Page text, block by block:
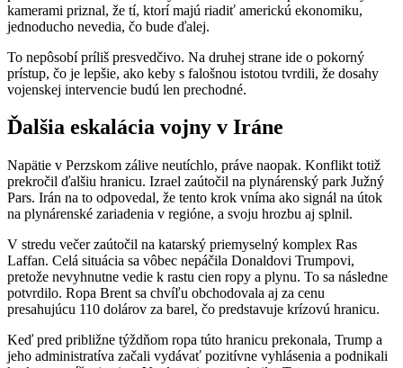
kamerami priznal, že tí, ktorí majú riadiť americkú ekonomiku,
jednoducho nevedia, čo bude ďalej.
To nepôsobí príliš presvedčivo. Na druhej strane ide o pokorný
prístup, čo je lepšie, ako keby s falošnou istotou tvrdili, že dosahy
vojenskej intervencie budú len prechodné.
Ďalšia eskalácia vojny v Iráne
Napätie v Perzskom zálive neutíchlo, práve naopak. Konflikt totiž
prekročil ďalšiu hranicu. Izrael zaútočil na plynárenský park Južný
Pars. Irán na to odpovedal, že tento krok vníma ako signál na útok
na plynárenské zariadenia v regióne, a svoju hrozbu aj splnil.
V stredu večer zaútočil na katarský priemyselný komplex Ras
Laffan. Celá situácia sa vôbec nepáčila Donaldovi Trumpovi,
pretože nevyhnutne vedie k rastu cien ropy a plynu. To sa následne
potvrdilo. Ropa Brent sa chvíľu obchodovala aj za cenu
presahujúcu 110 dolárov za barel, čo predstavuje krízovú hranicu.
Keď pred približne týždňom ropa túto hranicu prekonala, Trump a
jeho administratíva začali vydávať pozitívne vyhlásenia a podnikali